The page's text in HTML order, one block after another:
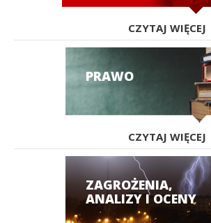
CZYTAJ WIĘCEJ
PRAWO
CZYTAJ WIĘCEJ
ZAGROŻENIA,
ANALIZY I OCENY